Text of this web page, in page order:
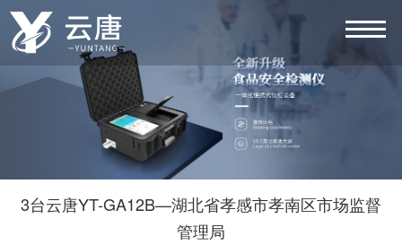
3台云唐YT-GA12B—湖北省孝感市孝南区市场监督
管理局